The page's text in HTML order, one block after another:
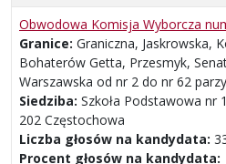
Obwodowa Komisja Wyborcza
Granice: Graniczna, Jaskrowska,
Bohaterów Getta, Przesmyk,
Warszawska od nr 2 do nr 62
Siedziba: Szkoła Podstawowa nr
202 Częstochowa
Liczba głosów na kandydata:
Procent głosów na kandydata: